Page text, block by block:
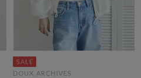
DOUX ARCHIVES